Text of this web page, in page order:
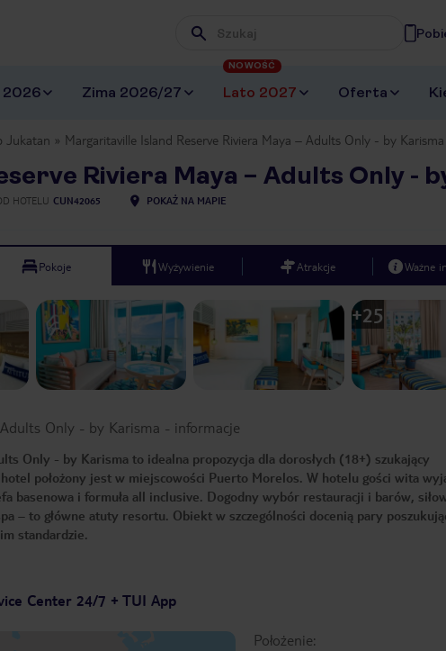
Wpisz frazę, której szukasz
2026 Zima 2026/27 Lato 2027
NOWOŚĆ
Oferta
Jukatan Margaritaville Island Reserve Riviera Maya – Adults Only - by Karisma
Riviera Maya – Adults Only -
HOTELU CUN42065 POKAŻ NA MAPIE
Pokoje Wyżywienie Atrakcje Ważne
+25
Only - by Karisma - informacje
Only - by Karisma to idealna propozycja dla dorosłych (18+) szukający
położony jest w miejscowości Puerto Morelos. W hotelu gości wita
basenowa i formuła all inclusive. Dogodny wybór restauracji i barów,
– to główne atuty resortu. Obiekt w szczególności docenią pary
standardzie.
Center 24/7 + TUI App
Położenie: